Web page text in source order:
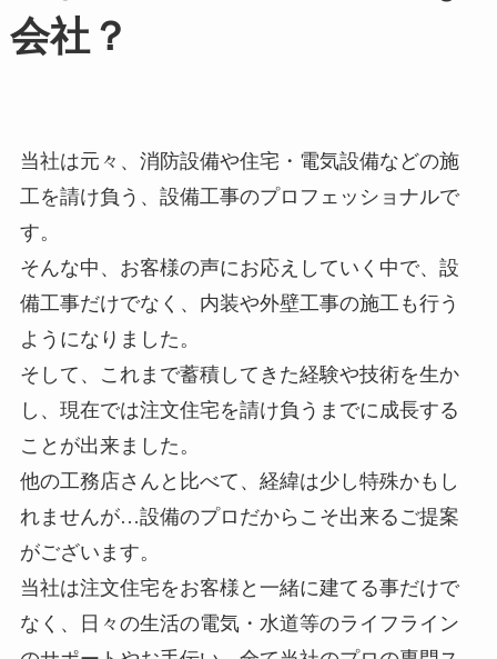
会社？
当社は元々、消防設備や住宅・電気設備などの施
工を請け負う、設備工事のプロフェッショナルで
す。
そんな中、お客様の声にお応えしていく中で、設
備工事だけでなく、内装や外壁工事の施工も行う
ようになりました。
そして、これまで蓄積してきた経験や技術を生か
し、現在では注文住宅を請け負うまでに成長する
ことが出来ました。
他の工務店さんと比べて、経緯は少し特殊かもし
れませんが…設備のプロだからこそ出来るご提案
がございます。
当社は注文住宅をお客様と一緒に建てる事だけで
なく、日々の生活の電気・水道等のライフライン